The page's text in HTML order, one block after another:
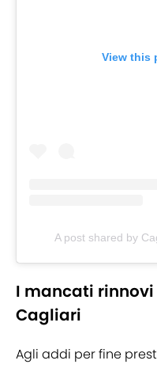
View this
A post shared by
I mancati
Cagliari
Agli addi per fine